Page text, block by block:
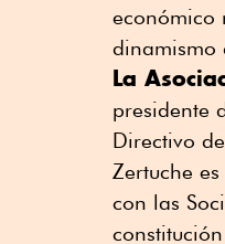
económico
dinamismo
La
presidente
Directivo
Zertuche
con las